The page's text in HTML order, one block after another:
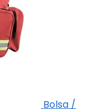
Bolsa /